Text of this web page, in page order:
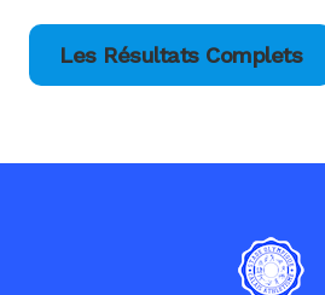
Les Résultats Complets